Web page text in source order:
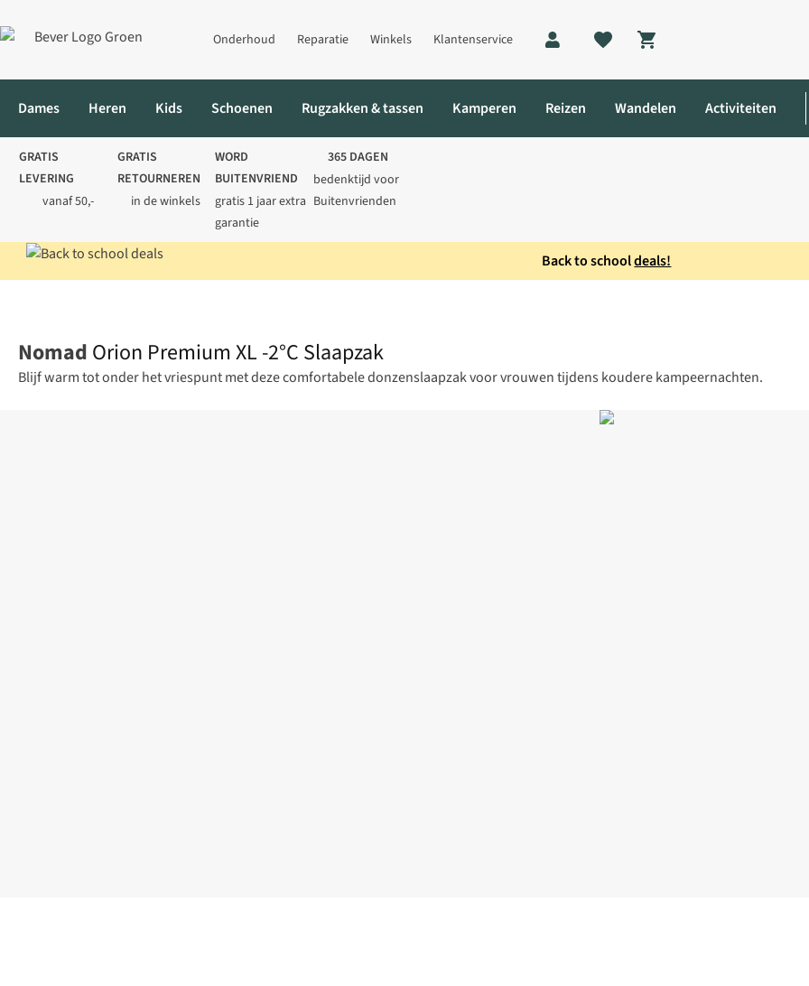
Onderhoud Reparatie Winkels Klantenservice
Shopping cart
Dames Heren Kids Schoenen Rugzakken & tassen Kamperen Reizen Wandelen Activiteiten
GRATIS
LEVERING
vanaf 50,-
GRATIS
RETOURNEREN
in de winkels
WORD
BUITENVRIEND
gratis 1 jaar extra
garantie
365 DAGEN
bedenktijd voor
Buitenvrienden
Back to schooldeals!
Nomad Orion Premium XL -2°C Slaapzak
Blijf warm tot onder het vriespunt met deze comfortabele donzenslaapzak voor vrouwen tijdens koudere kampeernachten.